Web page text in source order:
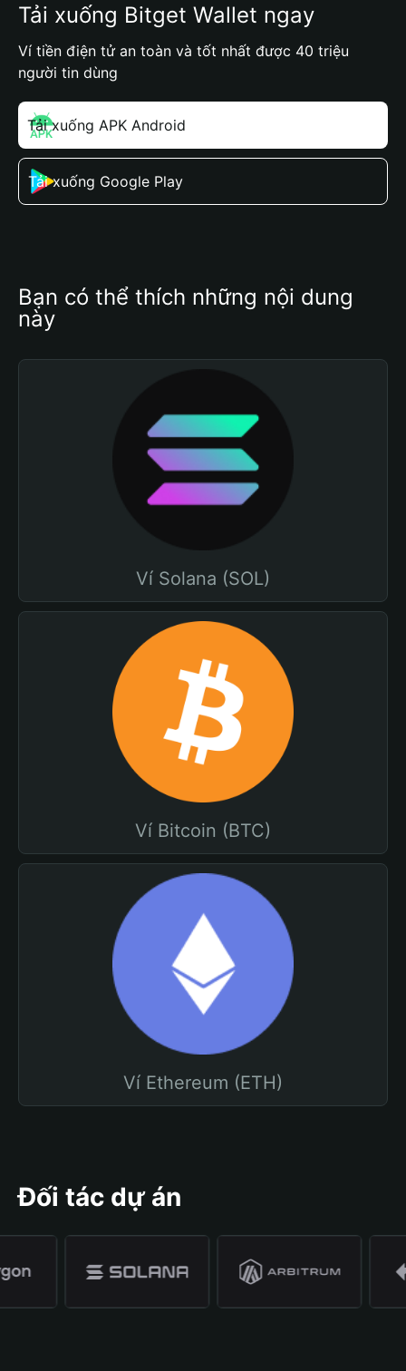
Tải xuống Bitget Wallet ngay
Ví tiền điện tử an toàn và tốt nhất được 40 triệu
người tin dùng
Tải xuống APK Android
Tải xuống Google Play
Bạn có thể thích những nội dung
này
Ví Solana (SOL)
Ví Bitcoin (BTC)
Ví Ethereum (ETH)
Đối tác dự án